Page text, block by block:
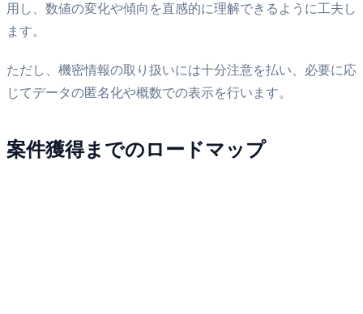
用し、数値の変化や傾向を直感的に理解できるように工夫し
ます。
ただし、機密情報の取り扱いには十分注意を払い、必要に応
じてデータの匿名化や概数での表示を行います。
案件獲得までのロードマップ